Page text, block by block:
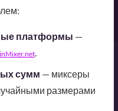
платформы —
.
сумм — миксеры
размерами